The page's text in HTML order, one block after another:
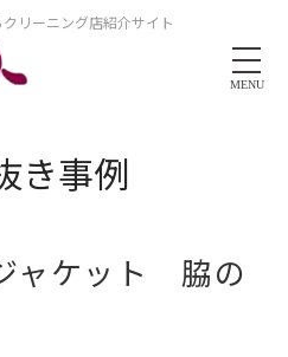
リーニング店紹介サイト
MENU
き事例
ャケット 脇の